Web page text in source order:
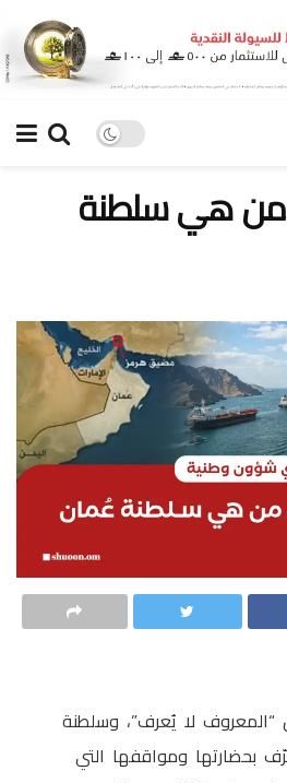
هي سلطنة
“المعروف لا يُعرف”، وسلطنة
بحضارتها ومواقفها التي